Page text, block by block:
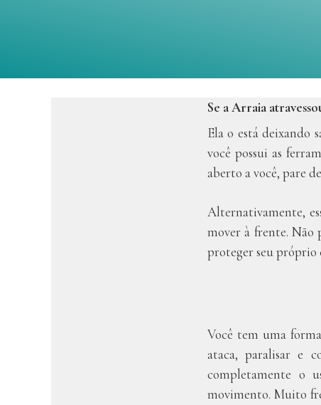
Se a Arraia
Ela o está deixando
você possui as
aberto a você, pare
Alternativamente,
mover à frente. Não
proteger seu próprio
Você tem uma
ataca, paralisar e
completamente o
movimento. Muito